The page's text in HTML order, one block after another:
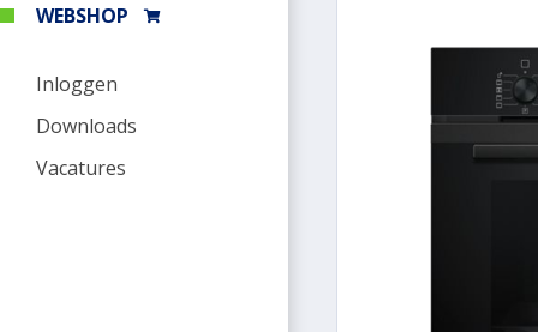
WEBSHOP
Inloggen
Downloads
Vacatures